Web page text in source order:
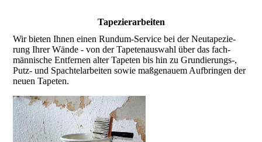
Tapezierarbeiten
Wir bieten Ihnen einen Rund­um-Service bei der Neu­tape­zie­
rung Ihrer Wände - von der Tapeten­aus­wahl über das fach­
männi­sche Ent­fer­nen alter Tape­ten bis hin zu Grun­die­rungs-,
Putz- und Spachtel­arbeiten sowie maß­genau­em Auf­bringen der
neuen Tape­ten.